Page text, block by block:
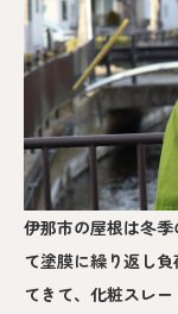
伊那市の屋根は冬
て塗膜に繰り返し
てきて、化粧スレ